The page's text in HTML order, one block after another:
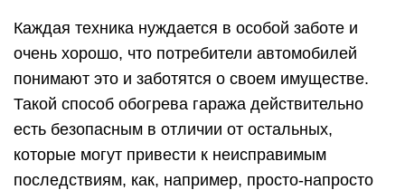
Каждая техника нуждается в особой заботе и
очень хорошо, что потребители автомобилей
понимают это и заботятся о своем имуществе.
Такой способ обогрева гаража действительно
есть безопасным в отличии от остальных,
которые могут привести к неисправимым
последствиям, как, например, просто-напросто